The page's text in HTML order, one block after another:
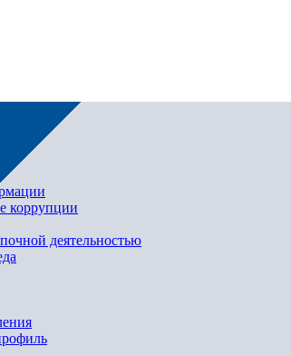
коррупции
деятельностью